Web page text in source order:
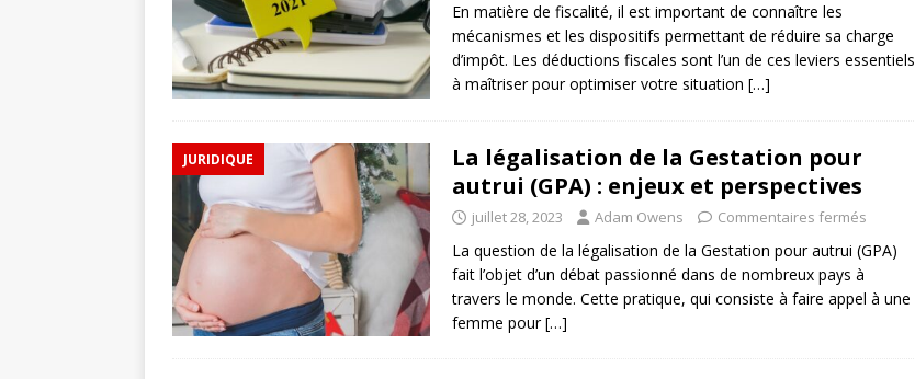
En matière de fiscalité, il est important de connaître les
mécanismes et les dispositifs permettant de réduire sa charge
d’impôt. Les déductions fiscales sont l’un de ces leviers essentiels
à maîtriser pour optimiser votre situation […]
JURIDIQUE
La légalisation de la Gestation pour
autrui (GPA) : enjeux et perspectives
juillet 28, 2023 Adam Owens Commentaires fermés
La question de la légalisation de la Gestation pour autrui (GPA)
fait l’objet d’un débat passionné dans de nombreux pays à
travers le monde. Cette pratique, qui consiste à faire appel à une
femme pour[…]